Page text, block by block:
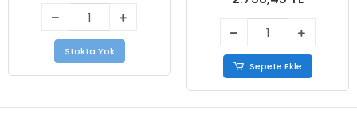
Stokta Yok
Sepete Ekle